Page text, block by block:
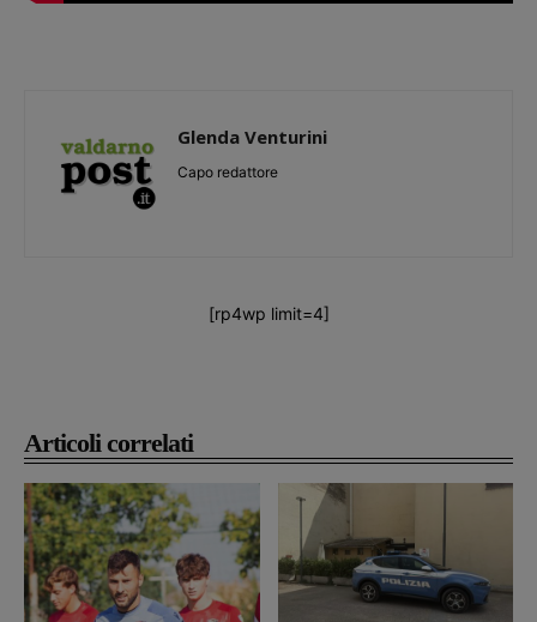
Articoli correlati
Glenda Venturini
Capo redattore
[rp4wp limit=4]